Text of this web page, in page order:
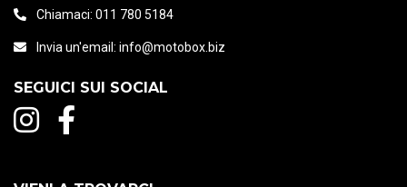
Chiamaci: 011 780 5184
Invia un'email: info@motobox.biz
SEGUICI SUI SOCIAL